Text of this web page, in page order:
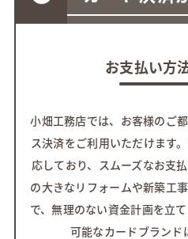
お支払い方
小畑工務店では、お客様のご
ス決済をご利用いただけます。
応しており、スムーズなお支払
の大きなリフォームや新築工
で、無理のない資金計画を立
可能なカードブランド